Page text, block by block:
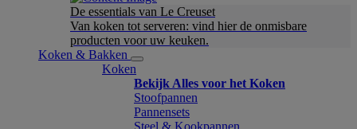
De essentials van Le Creuset
Van koken tot serveren: vind hier de onmisbare
producten voor uw keuken.
Koken & Bakken
Koken
Bekijk Alles voor het Koken
Stoofpannen
Pannensets
Steel & Kookpannen